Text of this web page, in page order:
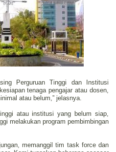
Perguruan Tinggi dan Institusi
tenaga pengajar atau dosen,
atau belum,” jelasnya.
atau institusi yang belum siap,
melakukan program pembimbingan
memanggil tim task force dan